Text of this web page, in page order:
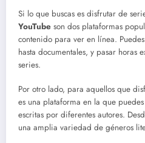
Si lo que buscas es disfrutar de
YouTube son dos plataformas
contenido para ver en línea.
hasta documentales, y pasar horas
series.
Por otro lado, para aquellos que
es una plataforma en la que
escritas por diferentes autores.
una amplia variedad de géneros